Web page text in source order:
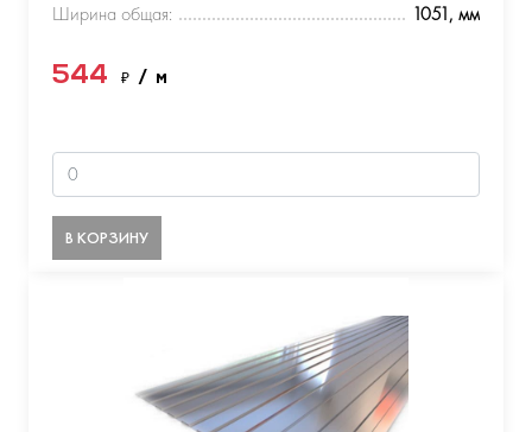
Ширина общая:
1051, мм
544 ₽ / м
В КОРЗИНУ